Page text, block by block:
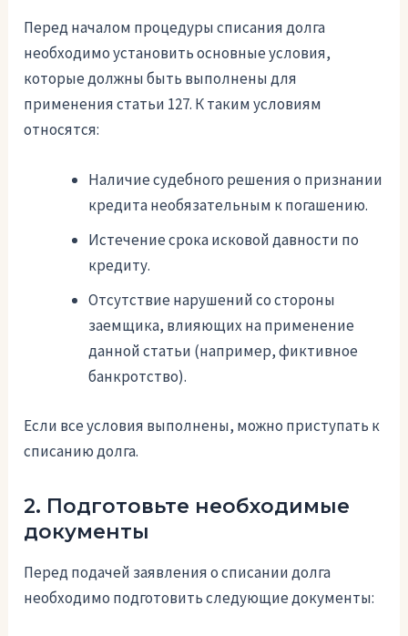
Перед началом процедуры списания долга
необходимо установить основные условия,
которые должны быть выполнены для
применения статьи 127. К таким условиям
относятся:
Наличие судебного решения о признании
кредита необязательным к погашению.
Истечение срока исковой давности по
кредиту.
Отсутствие нарушений со стороны
заемщика, влияющих на применение
данной статьи (например, фиктивное
банкротство).
Если все условия выполнены, можно приступать к
списанию долга.
2. Подготовьте необходимые
документы
Перед подачей заявления о списании долга
необходимо подготовить следующие документы: